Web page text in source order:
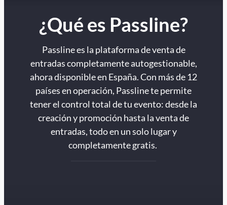
¿Qué es Passline?
Passline es la plataforma de venta de
entradas completamente autogestionable,
ahora disponible en España. Con más de 12
países en operación, Passline te permite
tener el control total de tu evento: desde la
creación y promoción hasta la venta de
entradas, todo en un solo lugar y
completamente gratis.